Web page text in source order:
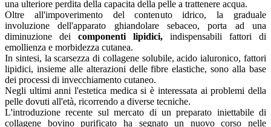
una ulteriore perdita della capacita della pelle a trattenere acqua.
Oltre all'impoverimento del contenuto idrico, la graduale
involuzione dell'apparato ghiandolare sebaceo, porta ad una
diminuzione dei componenti lipidici, indispensabili fattori di
emollienza e morbidezza cutanea.
In sintesi, la scarsezza di collagene solubile, acido ialuronico, fattori
lipidici, insieme alle alterazioni delle fibre elastiche, sono alla base
dei processi di invecchiamento cutaneo.
Negli ultimi anni l'estetica medica si è interessata ai problemi della
pelle dovuti all'età, ricorrendo a diverse tecniche.
L'introduzione recente sul mercato di un preparato iniettabile di
collagene bovino purificato ha segnato un nuovo corso nelle